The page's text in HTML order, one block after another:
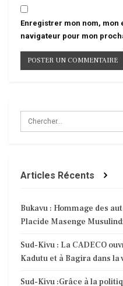
Enregistrer mon nom, mon
navigateur pour mon
Articles Récents
Bukavu : Hommage des
Placide Masenge
Sud-Kivu : La CADECO
Kadutu et à Bagira dans la
Sud-Kivu :Grâce à la